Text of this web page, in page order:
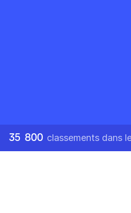
35 800 classements dans